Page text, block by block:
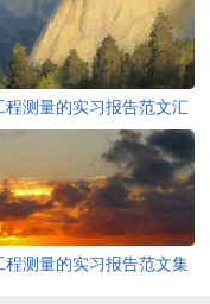
程测量的实习报告范文汇
程测量的实习报告范文集